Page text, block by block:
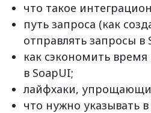
что такое
путь запроса (как
отправлять запросы в
как сэкономить
в SoapUI;
лайфхаки,
что нужно указывать